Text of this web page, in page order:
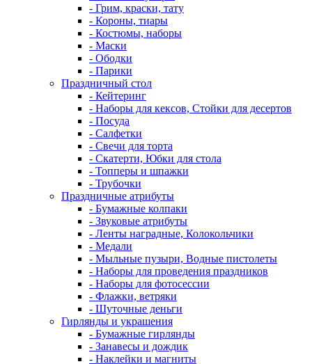
- Грим, краски, тату
- Короны, тиары
- Костюмы, наборы
- Маски
- Ободки
- Парики
Праздничный стол
- Кейтеринг
- Наборы для кексов, Стойки для десертов
- Посуда
- Салфетки
- Свечи для торта
- Скатерти, Юбки для стола
- Топперы и шпажки
- Трубочки
Праздничные атрибуты
- Бумажные колпаки
- Звуковые атрибуты
- Ленты наградные, Колокольчики
- Медали
- Мыльные пузыри, Водные пистолеты
- Наборы для проведения праздников
- Наборы для фотосессии
- Флажки, ветряки
- Шуточные деньги
Гирлянды и украшения
- Бумажные гирлянды
- Занавесы и дождик
- Наклейки и магниты